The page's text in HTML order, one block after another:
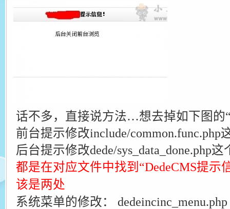
话不多，直接说方法…想去掉如下图的
前台提示修改include/common.func.php
后台提示修改dede/sys_data_done.php这
都是在对应文件中找到“DedeCMS提示
该是两处
系统菜单的修改：